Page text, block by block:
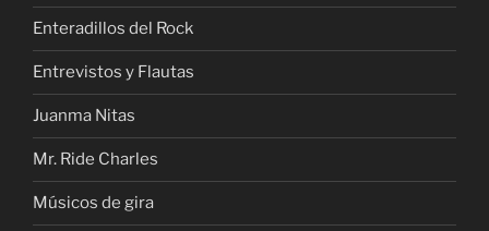
Enteradillos del Rock
Entrevistos y Flautas
Juanma Nitas
Mr. Ride Charles
Músicos de gira